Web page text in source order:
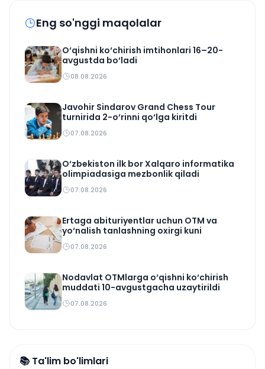
Eng so'nggi maqolalar
O‘qishni ko‘chirish imtihonlari 16–20-
avgustda bo‘ladi
08.08.2026
Javohir Sindarov Grand Chess Tour
turnirida 2-o‘rinni qo‘lga kiritdi
07.08.2026
O‘zbekiston ilk bor Xalqaro informatika
olimpiadasiga mezbonlik qiladi
07.08.2026
Ertaga abituriyentlar uchun OTM va
yo‘nalish tanlashning oxirgi kuni
07.08.2026
Nodavlat OTMlarga o‘qishni ko‘chirish
muddati 10-avgustgacha uzaytirildi
07.08.2026
📚 Ta'lim bo'limlari